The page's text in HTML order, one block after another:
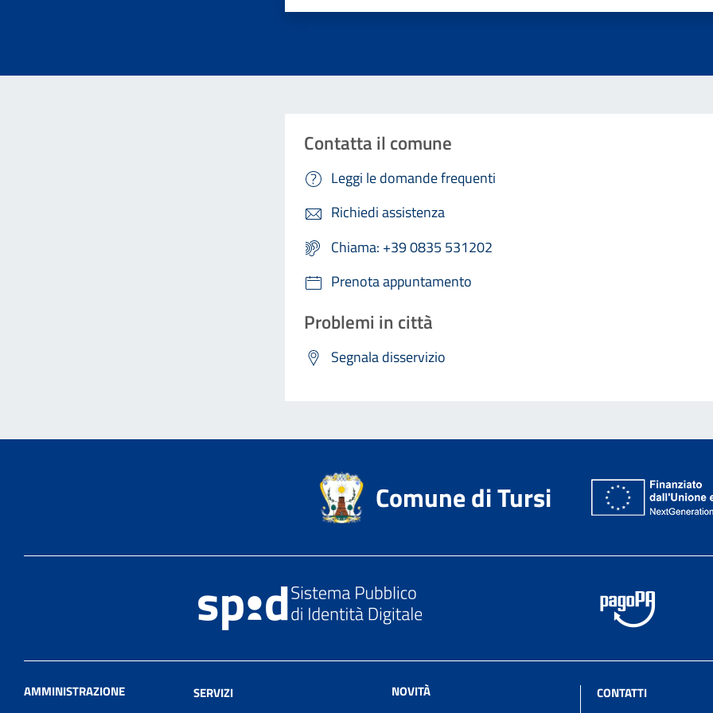
Contatta il comune
Leggi le domande frequenti
Richiedi assistenza
Chiama: +39 0835 531202
Prenota appuntamento
Problemi in città
Segnala disservizio
Comune di Tursi
AMMINISTRAZIONE
SERVIZI
NOVITÀ
CONTATTI